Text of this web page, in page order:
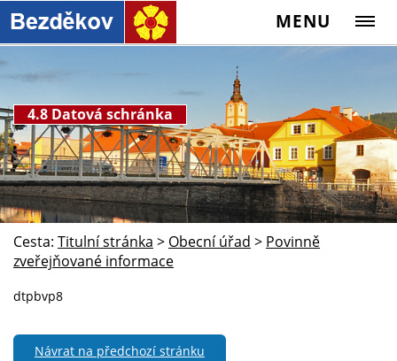
MENU
4.8 Datová schránka
Cesta: Titulní stránka > Obecní úřad > Povinně
zveřejňované informace
dtpbvp8
Návrat na předchozí stránku